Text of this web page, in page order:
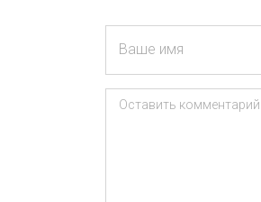
Ваше имя
Оставить комментарий